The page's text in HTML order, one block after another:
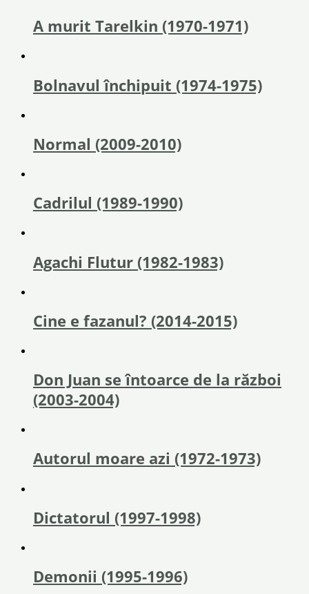
A murit Tarelkin (1970-1971)
Bolnavul închipuit (1974-1975)
Normal (2009-2010)
Cadrilul (1989-1990)
Agachi Flutur (1982-1983)
Cine e fazanul? (2014-2015)
Don Juan se întoarce de la război
(2003-2004)
Autorul moare azi (1972-1973)
Dictatorul (1997-1998)
Demonii (1995-1996)